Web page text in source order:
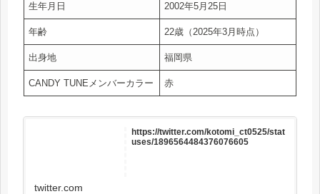
生年月日 2002年5月25日
年齢 22歳（2025年3月時点）
出身地 福岡県
CANDY TUNEメンバーカラー 赤
https://twitter.com/kotomi_ct0525/stat
uses/1896564484376076605
twitter.com